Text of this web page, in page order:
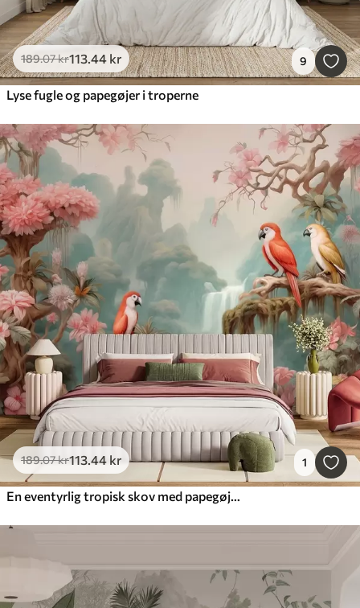
189.07kr113.44 kr 9
Lyse fugle og papegøjer i troperne
189.07kr113.44 kr 1
En eventyrlig tropisk skov med papegøjer, blomstrende træer med lyserøde blomster og et vandfald